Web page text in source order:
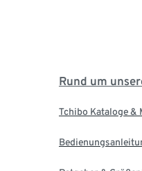
Rund um
Tchibo Kataloge &